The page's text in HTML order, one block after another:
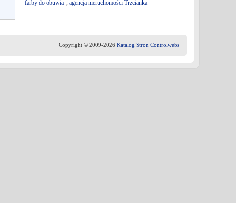
farby do obuwia , agencja nieruchomości Trzcianka
Copyright © 2009-2026 Katalog Stron Controlwebs